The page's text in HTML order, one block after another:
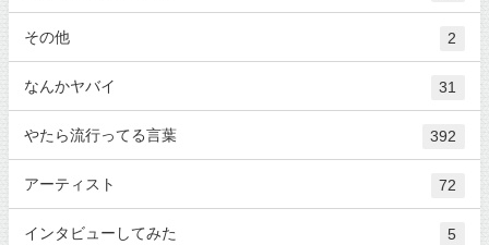
その他 2
なんかヤバイ 31
やたら流行ってる言葉 392
アーティスト 72
インタビューしてみた 5